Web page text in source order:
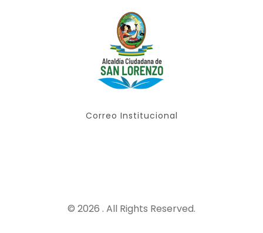
Correo Institucional
© 2026 . All Rights Reserved.